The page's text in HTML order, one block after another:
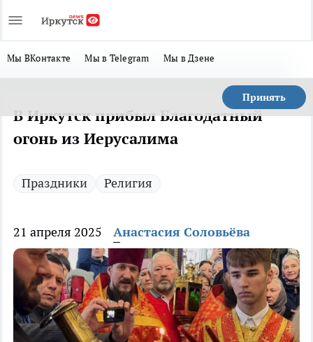
Мы ВКонтакте Мы в Telegram Мы в Дзене
Принять
В Иркутск прибыл Благодатный
огонь из Иерусалима
Праздники Религия
21 апреля 2025 Анастасия Соловьёва